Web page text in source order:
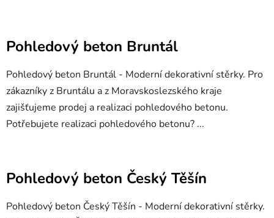
Pohledový beton Bruntál
Pohledový beton Bruntál - Moderní dekorativní stěrky. Pro
zákazníky z Bruntálu a z Moravskoslezského kraje
zajišťujeme prodej a realizaci pohledového betonu.
Potřebujete realizaci pohledového betonu? ...
Pohledový beton Český Těšín
Pohledový beton Český Těšín - Moderní dekorativní stěrky.